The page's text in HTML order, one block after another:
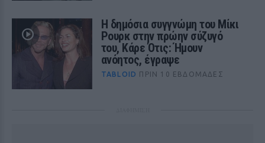
Η δημόσια συγγνώμη του Μίκι
Ρουρκ στην πρώην σύζυγό
του, Κάρε Ότις: Ήμουν
ανόητος, έγραψε
TABLOID ΠΡΙΝ 10 ΕΒΔΟΜΆΔΕΣ